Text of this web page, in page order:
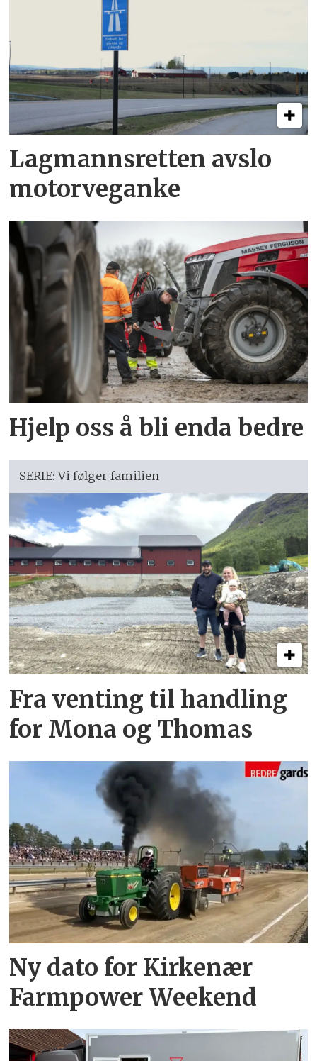
Lagmannsretten avslo
motorveganke
Hjelp oss å bli enda bedre
SERIE: Vi følger familien
Fra venting til handling
for Mona og Thomas
Ny dato for Kirkenær
Farmpower Weekend